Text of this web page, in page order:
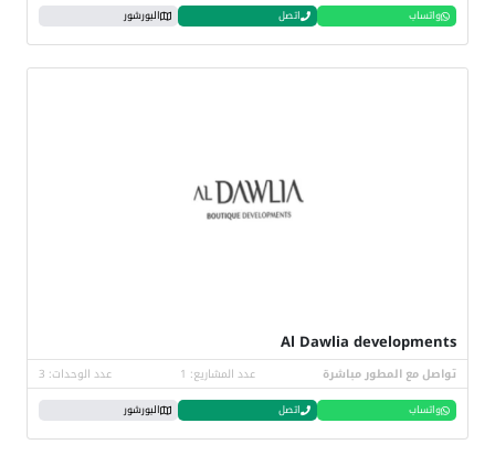
واتساب اتصل البورشور
Al Dawlia developments
تواصل مع المطور مباشرة عدد المشاريع: 1 عدد الوحدات: 3
واتساب اتصل البورشور